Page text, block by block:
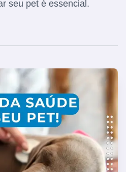
seu pet é essencial.